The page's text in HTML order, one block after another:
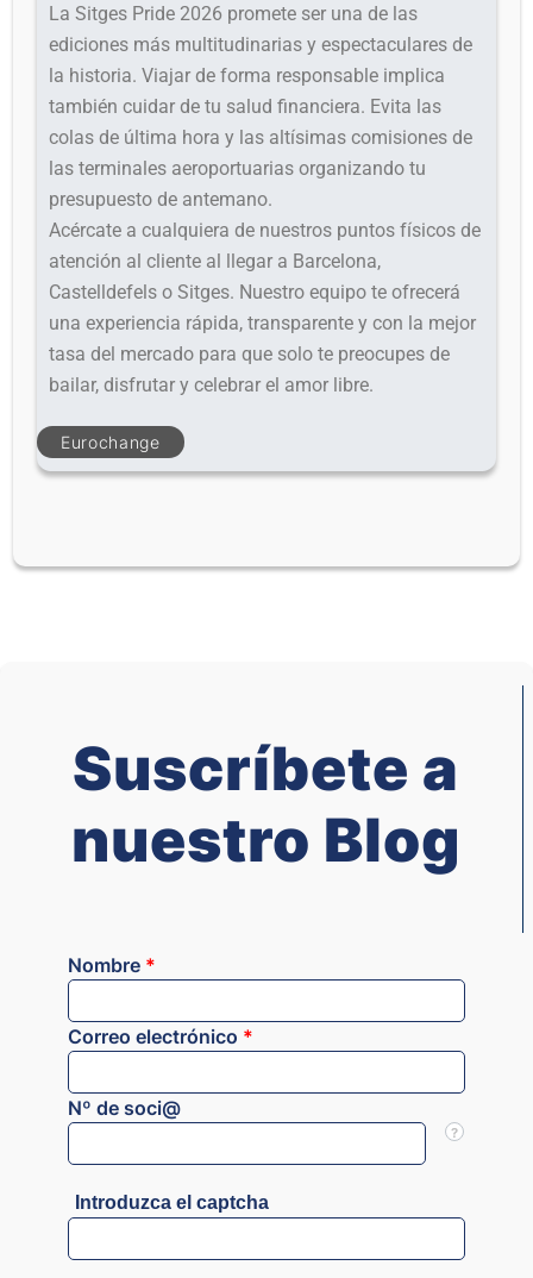
La Sitges Pride 2026 promete ser una de las
ediciones más multitudinarias y espectaculares de
la historia. Viajar de forma responsable implica
también cuidar de tu salud financiera. Evita las
colas de última hora y las altísimas comisiones de
las terminales aeroportuarias organizando tu
presupuesto de antemano.
Acércate a cualquiera de nuestros puntos físicos de
atención al cliente al llegar a Barcelona,
Castelldefels o Sitges. Nuestro equipo te ofrecerá
una experiencia rápida, transparente y con la mejor
tasa del mercado para que solo te preocupes de
bailar, disfrutar y celebrar el amor libre.
Eurochange
Suscríbete a
nuestro Blog
Nombre *
Correo electrónico *
Nº de soci@
?
Introduzca el captcha